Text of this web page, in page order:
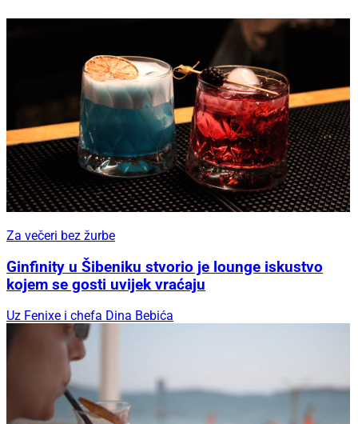
Za večeri bez žurbe
Ginfinity u Šibeniku stvorio je lounge iskustvo
kojem se gosti uvijek vraćaju
Uz Fenixe i chefa Dina Bebića